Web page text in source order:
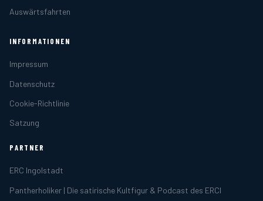
Auswärtsfahrten
INFORMATIONEN
Impressum
Datenschutz
Cookie-Richtlinie
Satzung
PARTNER
ERC Ingolstadt
Pantherholiker | Die satirische Kultfigur & Podcast des ERCI